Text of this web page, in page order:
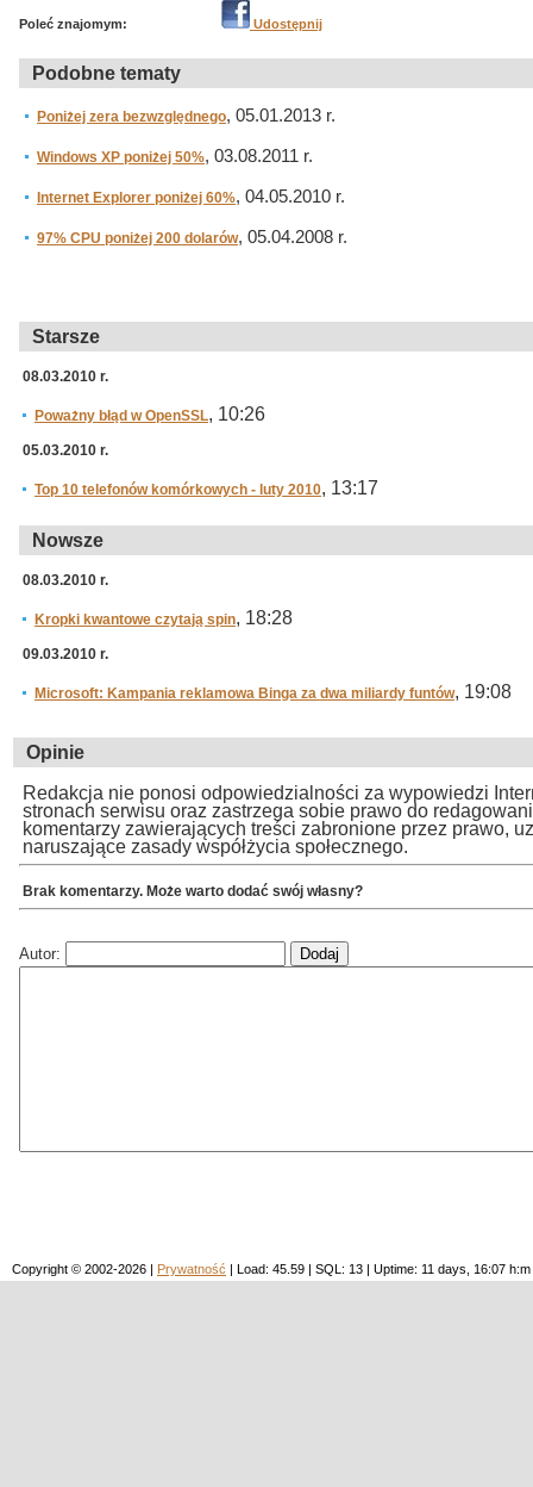
Poleć znajomym: Udostępnij
Podobne tematy
Poniżej zera bezwzględnego, 05.01.2013 r.
Windows XP poniżej 50%, 03.08.2011 r.
Internet Explorer poniżej 60%, 04.05.2010 r.
97% CPU poniżej 200 dolarów, 05.04.2008 r.
Starsze
08.03.2010 r.
Poważny błąd w OpenSSL, 10:26
05.03.2010 r.
Top 10 telefonów komórkowych - luty 2010, 13:17
Nowsze
08.03.2010 r.
Kropki kwantowe czytają spin, 18:28
09.03.2010 r.
Microsoft: Kampania reklamowa Binga za dwa miliardy funtów, 19:08
Opinie
Redakcja nie ponosi odpowiedzialności za wypowiedzi
stronach serwisu oraz zastrzega sobie prawo do
komentarzy zawierających treści zabronione przez prawo,
naruszające zasady współżycia społecznego.
Brak komentarzy. Może warto dodać swój własny?
Autor:
Copyright © 2002-2026 | Prywatność | Load: 45.59 | SQL: 13 | Uptime: 11 days, 16:07